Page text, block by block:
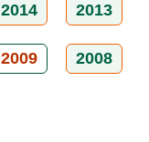
2014 2013
2009 2008